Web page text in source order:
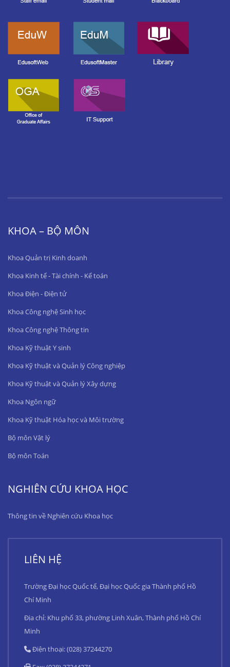
KHOA – BỘ MÔN
Khoa Quản trị Kinh doanh
Khoa Kinh tế - Tài chính - Kế toán
Khoa Điện - Điện tử
Khoa Công nghệ Sinh học
Khoa Công nghệ Thông tin
Khoa Kỹ thuật Y sinh
Khoa Kỹ thuật và Quản lý Công nghiệp
Khoa Kỹ thuật và Quản lý Xây dựng
Khoa Ngôn ngữ
Khoa Kỹ thuật Hóa học và Môi trường
Bộ môn Vật lý
Bộ môn Toán
NGHIÊN CỨU KHOA HỌC
Thông tin về Nghiên cứu Khoa học
LIÊN HỆ
Trường Đại học Quốc tế, Đại học Quốc gia Thành phố Hồ
Chí Minh
Địa chỉ: Khu phố 33, phường Linh Xuân, Thành phố Hồ Chí
Minh
Điện thoại: (028) 37244270